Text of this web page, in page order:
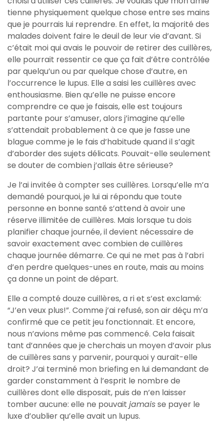
tienne physiquement quelque chose entre ses mains
que je pourrais lui reprendre. En effet, la majorité des
malades doivent faire le deuil de leur vie d’avant. Si
c’était moi qui avais le pouvoir de retirer des cuillères,
elle pourrait ressentir ce que ça fait d’être contrôlée
par quelqu’un ou par quelque chose d’autre, en
l’occurrence le lupus. Elle a saisi les cuillères avec
enthousiasme. Bien qu’elle ne puisse encore
comprendre ce que je faisais, elle est toujours
partante pour s’amuser, alors j’imagine qu’elle
s’attendait probablement à ce que je fasse une
blague comme je le fais d’habitude quand il s’agit
d’aborder des sujets délicats. Pouvait-elle seulement
se douter de combien j’allais être sérieuse?
Je l’ai invitée à compter ses cuillères. Lorsqu’elle m’a
demandé pourquoi, je lui ai répondu que toute
personne en bonne santé s’attend à avoir une
réserve illimitée de cuillères. Mais lorsque tu dois
planifier chaque journée, il devient nécessaire de
savoir exactement avec combien de cuillères
chaque journée démarre. Ce qui ne met pas à l’abri
d’en perdre quelques-unes en route, mais au moins
ça donne un point de départ.
Elle a compté douze cuillères, a ri et s’est exclamé:
“J’en veux plus!”. Comme j’ai refusé, son air déçu m’a
confirmé que ce petit jeu fonctionnait. Et encore,
nous n’avions même pas commencé. Cela faisait
tant d’années que je cherchais un moyen d’avoir plus
de cuillères sans y parvenir, pourquoi y aurait-elle
droit? J’ai terminé mon briefing en lui demandant de
garder constamment à l’esprit le nombre de
cuillères dont elle disposait, puis de n’en laisser
tomber aucune: elle ne pouvait jamaisse payer le
luxe d’oublier qu’elle avait un lupus.